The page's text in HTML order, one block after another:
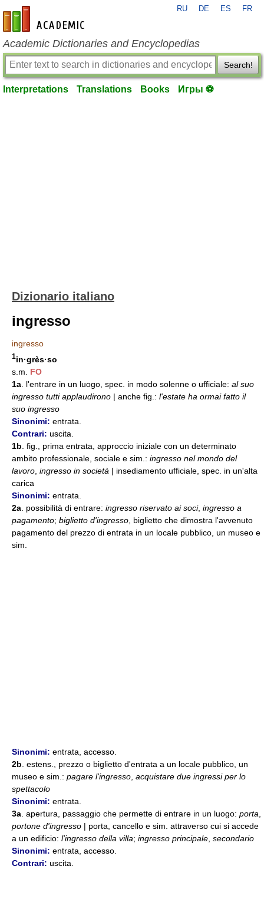
en-academic.com
RU DE ES FR
Academic Dictionaries and Encyclopedias
Search!
Interpretations Translations Books Игры ⚽
Dizionario italiano
ingresso
ingresso
1in·grès·so
s.m. FO
1a . l'entrare in un luogo, spec. in modo solenne o ufficiale: al suo
ingresso tutti applaudirono | anche fig.: l'estate ha ormai fatto il
suo ingresso
Sinonimi: entrata.
Contrari: uscita.
1b . fig., prima entrata, approccio iniziale con un determinato
ambito professionale, sociale e sim.: ingresso nel mondo del
lavoro ingresso in società | insediamento ufficiale, spec. in un'alta
carica
Sinonimi: entrata.
2a . possibilità di entrare: ingresso riservato ai soci, ingresso a
pagamento; biglietto d'ingresso , biglietto che dimostra l'avvenuto
pagamento del prezzo di entrata in un locale pubblico, un museo e
sim.
Sinonimi: entrata, accesso.
2b . estens., prezzo o biglietto d'entrata a un locale pubblico, un
museo e sim.: pagare l'ingresso acquistare due ingressi per lo
spettacolo
Sinonimi: entrata.
3a . apertura, passaggio che permette di entrare in un luogo: porta
portone d'ingresso | porta, cancello e sim. attraverso cui si accede
a un edificio: l'ingresso della villa; ingresso principale secondario
Sinonimi: entrata, accesso.
Contrari: uscita.